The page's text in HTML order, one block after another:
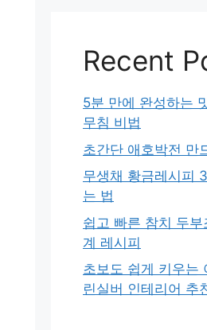
Recent
5분 만에 완성하는
무침 비법
초간단 애호박전 만
무생채 황금레시피
는 법
쉽고 빠른 참치 두
계 레시피
초보도 쉽게 키우는
린실버 인테리어 추